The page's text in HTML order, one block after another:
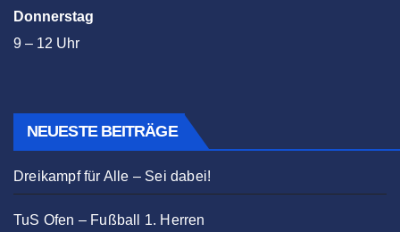
Donnerstag
9 – 12 Uhr
NEUESTE BEITRÄGE
Dreikampf für Alle – Sei dabei!
TuS Ofen – Fußball 1. Herren